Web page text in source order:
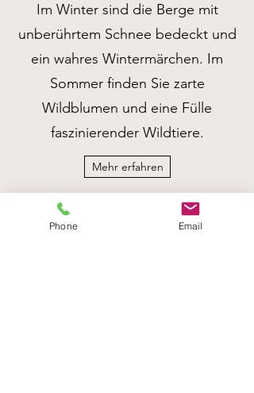
Im Winter sind die Berge mit
unberührtem Schnee bedeckt und
ein wahres Wintermärchen. Im
Sommer finden Sie zarte
Wildblumen und eine Fülle
faszinierender Wildtiere.
Mehr erfahren
Phone Email